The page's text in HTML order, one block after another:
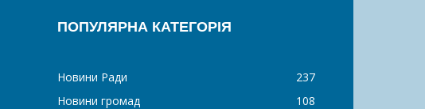
ПОПУЛЯРНА КАТЕГОРІЯ
Новини Ради
237
Новини громад
108